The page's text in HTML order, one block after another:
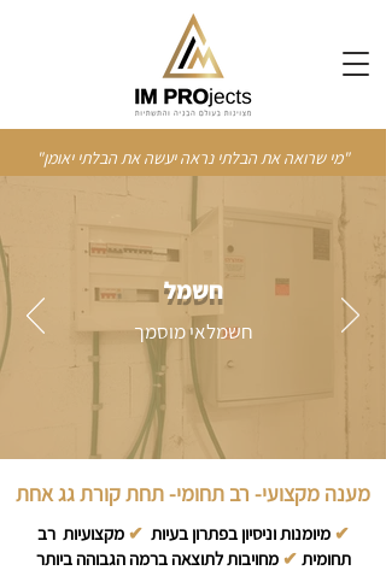
"מי שרואה את הבלתי נראה יעשה את הבלתי יאומן"
חשמל
חשמלאי מוסמך
מענה מקצועי- רב תחומי- תחת קורת גג אחת
✔ מיומנות וניסיון בפתרון בעיות ✔ מקצועיות רב
תחומית ✔ מחויבות לתוצאה ברמה הגבוהה ביותר